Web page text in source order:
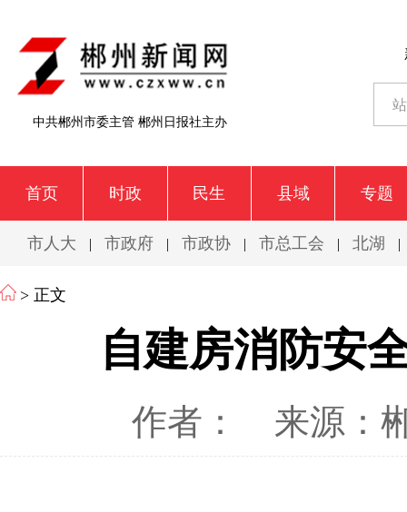
中共郴州市委主管 郴州日报社主办
首页 时政 民生 县域 专题
市人大 | 市政府 | 市政协 | 市总工会 | 北湖 |
> 正文
自建房消防安
作者： 来源：